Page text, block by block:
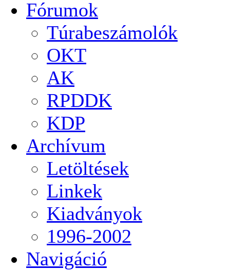
Fórumok
Túrabeszámolók
OKT
AK
RPDDK
KDP
Archívum
Letöltések
Linkek
Kiadványok
1996-2002
Navigáció